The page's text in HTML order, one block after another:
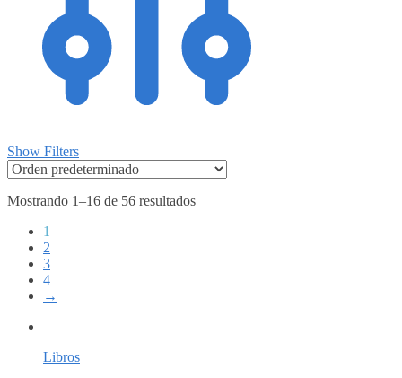
Show Filters
Mostrando 1–16 de 56 resultados
1
2
3
4
→
Libros